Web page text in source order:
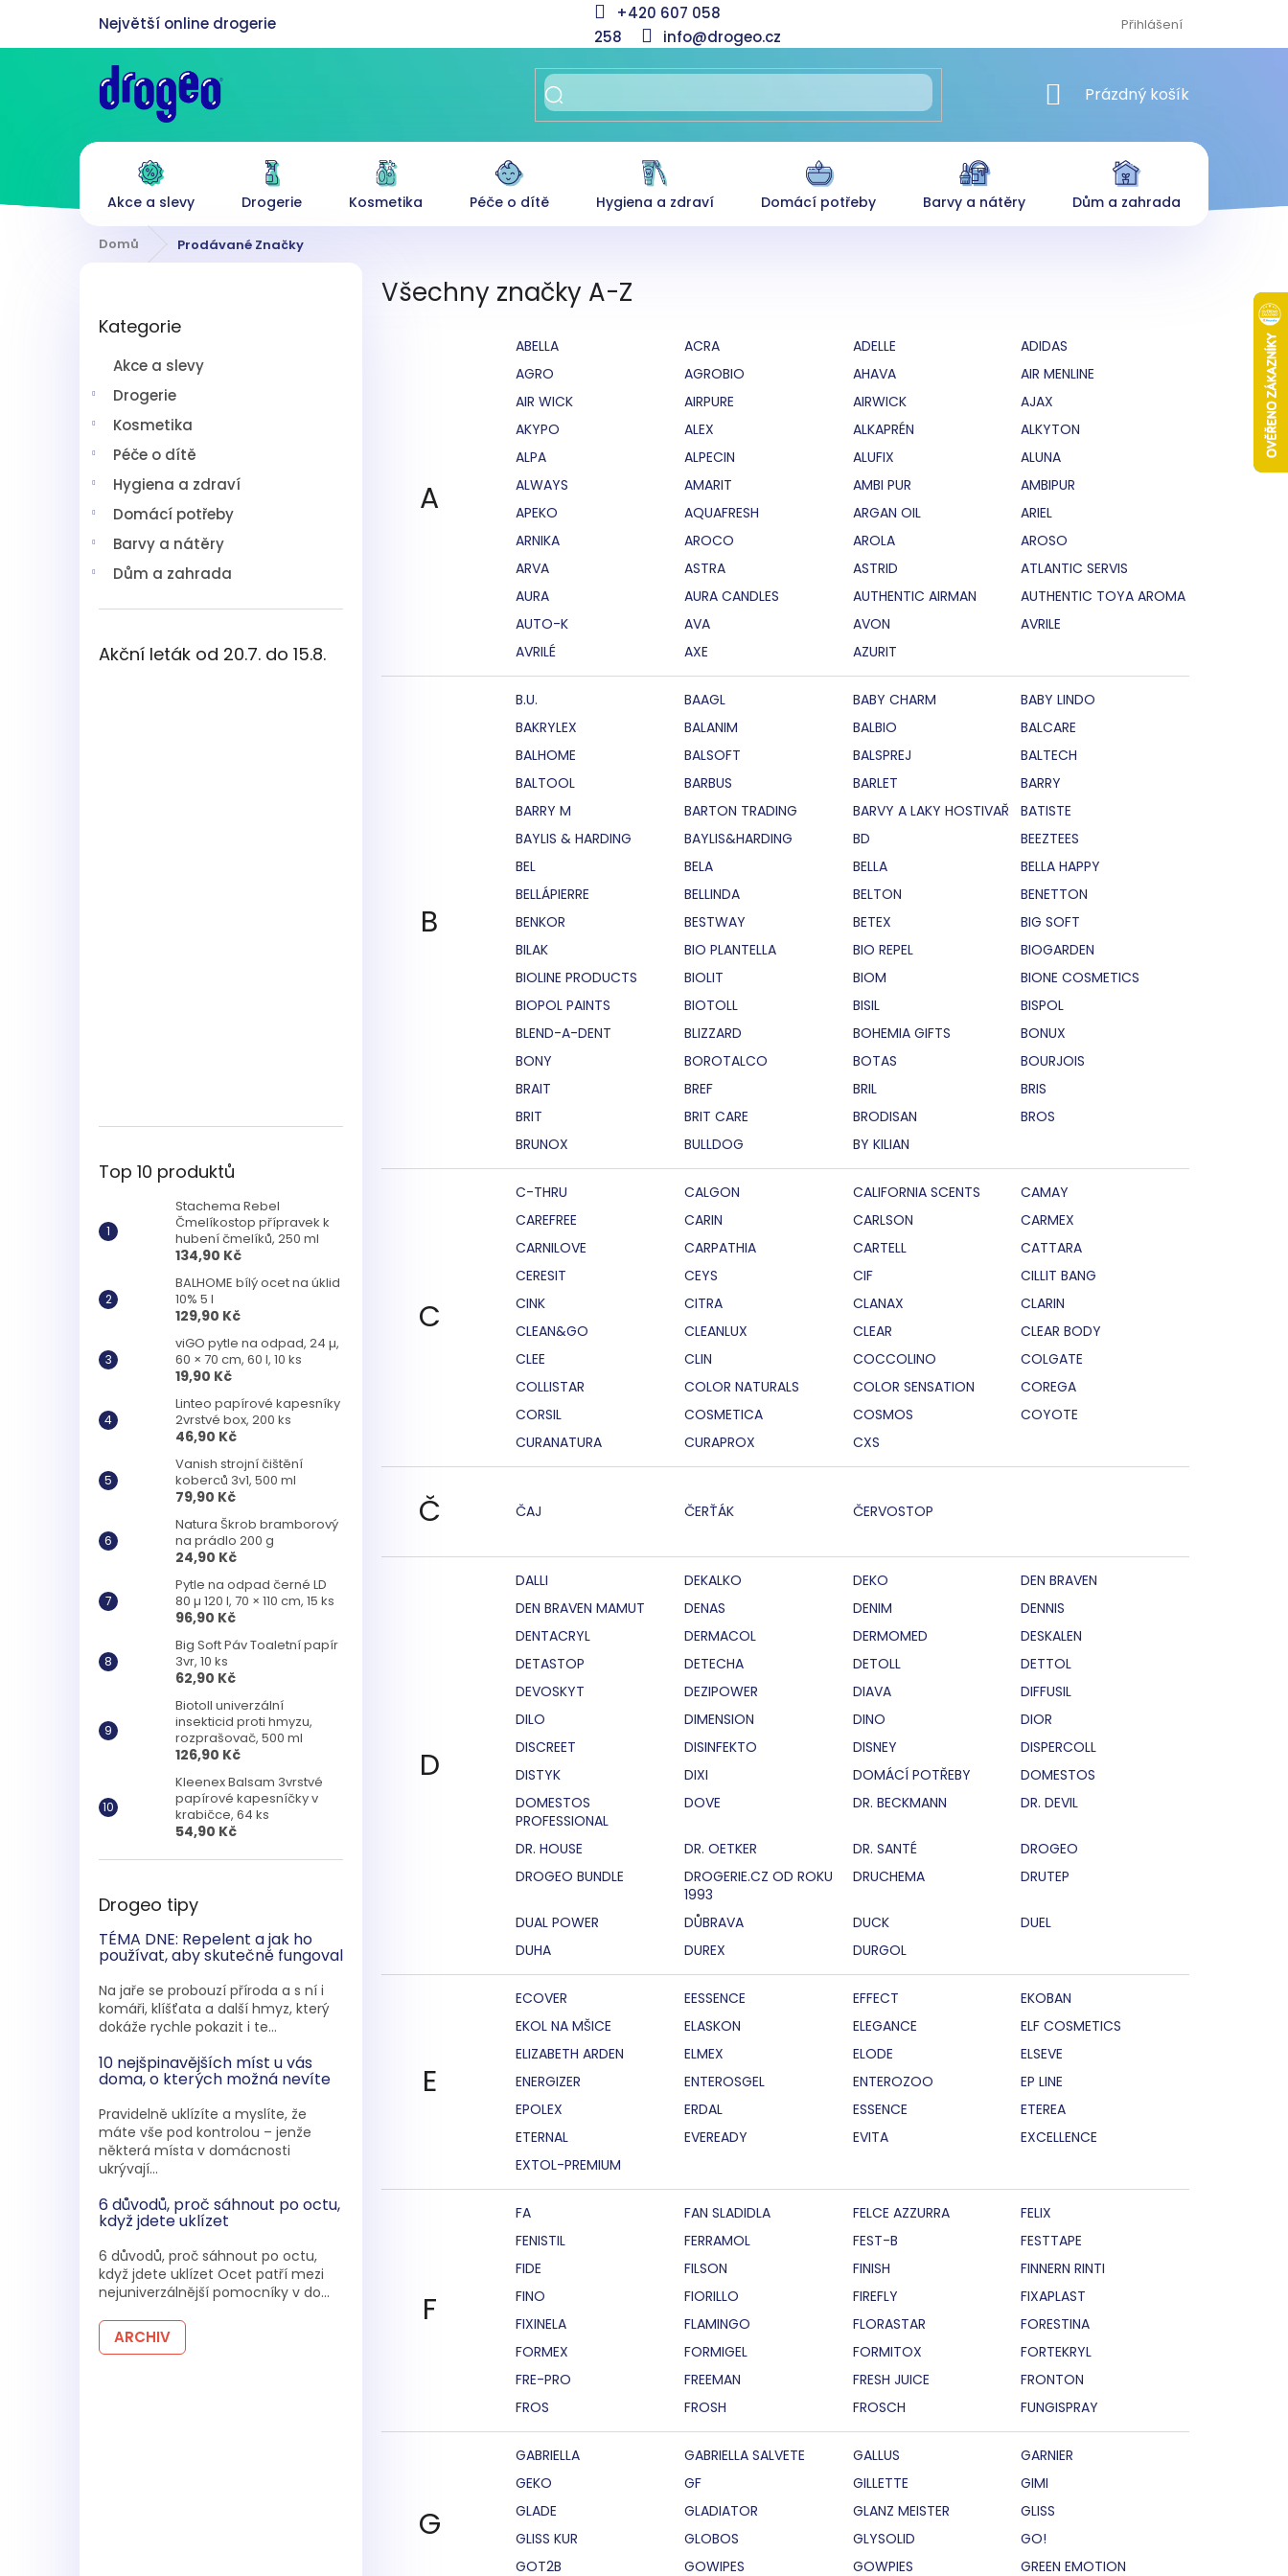
obsah
+420 607 058
258
info@drogeo.cz
Přihlášení
NÁKUPNÍ KOŠÍK
Prázdný košík
Akce a slevy Drogerie Kosmetika Péče o dítě Hygiena a zdraví Domácí potřeby Barvy a nátěry Dům a zahrada
Domů Prodávané Značky
kategorie
Kategorie
Akce a slevy
Drogerie
Kosmetika
Péče o dítě
Hygiena a zdraví
Domácí potřeby
Barvy a nátěry
Dům a zahrada
Akční leták od 20.7. do 15.8.
Top 10 produktů
Stachema Rebel
Čmelíkostop přípravek k
hubení čmelíků, 250 ml
134,90 Kč
BALHOME bílý ocet na úklid
10% 5 l
129,90 Kč
viGO pytle na odpad, 24 µ,
60 × 70 cm, 60 l, 10 ks
19,90 Kč
Linteo papírové kapesníky
2vrstvé box, 200 ks
46,90 Kč
Vanish strojní čištění
koberců 3v1, 500 ml
79,90 Kč
Natura Škrob bramborový
na prádlo 200 g
24,90 Kč
Pytle na odpad černé LD
80 µ 120 l, 70 × 110 cm, 15 ks
96,90 Kč
Big Soft Páv Toaletní papír
3vr, 10 ks
62,90 Kč
Biotoll univerzální
insekticid proti hmyzu,
rozprašovač, 500 ml
126,90 Kč
Kleenex Balsam 3vrstvé
papírové kapesníčky v
krabičce, 64 ks
54,90 Kč
Drogeo tipy
TÉMA DNE: Repelent a jak ho
používat, aby skutečně fungoval
Na jaře se probouzí příroda a s ní i
komáři, klíšťata a další hmyz, který
dokáže rychle pokazit i te...
10 nejšpinavějších míst u vás
doma, o kterých možná nevíte
Pravidelně uklízíte a myslíte, že
máte vše pod kontrolou – jenže
některá místa v domácnosti
ukrývají...
6 důvodů, proč sáhnout po octu,
když jdete uklízet
6 důvodů, proč sáhnout po octu,
když jdete uklízet Ocet patří mezi
nejuniverzálnější pomocníky v do...
ARCHIV
Všechny značky A-Z
A
ABELLA ACRA ADELLE
ADIDAS
AGRO
AGROBIO AHAVA
AIR MENLINE
AIR WICK
AIRPURE AIRWICK
AJAX
AKYPO
ALEX ALKAPRÉN
ALKYTON
ALPA
ALPECIN ALUFIX
ALUNA
ALWAYS
AMARIT AMBI PUR
AMBIPUR
APEKO
AQUAFRESH ARGAN OIL
ARIEL
ARNIKA
AROCO AROLA
AROSO
ARVA
ASTRA ASTRID
ATLANTIC SERVIS
AURA
AURA CANDLES AUTHENTIC AIRMAN
AUTHENTIC TOYA AROMA
AUTO-K
AVA AVON
AVRILE
AVRILÉ
AXE AZURIT
B
B.U. BAAGL BABY CHARM
BABY LINDO
BAKRYLEX
BALANIM BALBIO
BALCARE
BALHOME
BALSOFT BALSPREJ
BALTECH
BALTOOL
BARBUS BARLET
BARRY
BARRY M
BARTON TRADING BARVY A LAKY HOSTIVAŘ
BATISTE
BAYLIS & HARDING
BAYLIS&HARDING BD
BEEZTEES
BEL
BELA BELLA
BELLA HAPPY
BELLÁPIERRE
BELLINDA BELTON
BENETTON
BENKOR
BESTWAY BETEX
BIG SOFT
BILAK
BIO PLANTELLA BIO REPEL
BIOGARDEN
BIOLINE PRODUCTS
BIOLIT BIOM
BIONE COSMETICS
BIOPOL PAINTS
BIOTOLL BISIL
BISPOL
BLEND-A-DENT
BLIZZARD BOHEMIA GIFTS
BONUX
BONY
BOROTALCO BOTAS
BOURJOIS
BRAIT
BREF BRIL
BRIS
BRIT
BRIT CARE BRODISAN
BROS
BRUNOX
BULLDOG BY KILIAN
C
C-THRU CALGON CALIFORNIA SCENTS
CAMAY
CAREFREE
CARIN CARLSON
CARMEX
CARNILOVE
CARPATHIA CARTELL
CATTARA
CERESIT
CEYS CIF
CILLIT BANG
CINK
CITRA CLANAX
CLARIN
CLEAN&GO
CLEANLUX CLEAR
CLEAR BODY
CLEE
CLIN COCCOLINO
COLGATE
COLLISTAR
COLOR NATURALS COLOR SENSATION
COREGA
CORSIL
COSMETICA COSMOS
COYOTE
CURANATURA
CURAPROX CXS
Č ČAJ ČERŤÁK ČERVOSTOP
D
DALLI DEKALKO DEKO
DEN BRAVEN
DEN BRAVEN MAMUT
DENAS DENIM
DENNIS
DENTACRYL
DERMACOL DERMOMED
DESKALEN
DETASTOP
DETECHA DETOLL
DETTOL
DEVOSKYT
DEZIPOWER DIAVA
DIFFUSIL
DILO
DIMENSION DINO
DIOR
DISCREET
DISINFEKTO DISNEY
DISPERCOLL
DISTYK
DIXI DOMÁCÍ POTŘEBY
DOMESTOS
DOMESTOS
PROFESSIONAL
DOVE DR. BECKMANN DR. DEVIL
DR. HOUSE DR. OETKER DR. SANTÉ
DROGEO
DROGEO BUNDLE
DROGERIE.CZ OD ROKU
1993
DRUCHEMA DRUTEP
DUAL POWER DŮBRAVA DUCK
DUEL
DUHA
DUREX DURGOL
E
ECOVER EESSENCE EFFECT
EKOBAN
EKOL NA MŠICE
ELASKON ELEGANCE
ELF COSMETICS
ELIZABETH ARDEN
ELMEX ELODE
ELSEVE
ENERGIZER
ENTEROSGEL ENTEROZOO
EP LINE
EPOLEX
ERDAL ESSENCE
ETEREA
ETERNAL
EVEREADY EVITA
EXCELLENCE
EXTOL-PREMIUM
F
FA FAN SLADIDLA FELCE AZZURRA
FELIX
FENISTIL
FERRAMOL FEST-B
FESTTAPE
FIDE
FILSON FINISH
FINNERN RINTI
FINO
FIORILLO FIREFLY
FIXAPLAST
FIXINELA
FLAMINGO FLORASTAR
FORESTINA
FORMEX
FORMIGEL FORMITOX
FORTEKRYL
FRE-PRO
FREEMAN FRESH JUICE
FRONTON
FROS
FROSH FROSCH FUNGISPRAY
G
GABRIELLA GABRIELLA SALVETE GALLUS
GARNIER
GEKO
GF GILLETTE
GIMI
GLADE
GLADIATOR GLANZ MEISTER
GLISS
GLISS KUR
GLOBOS GLYSOLID
GO!
GOT2B
GOWIPES GOWPIES GREEN EMOTION